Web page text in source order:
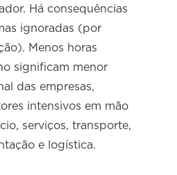
Há consequências
ignoradas (por
Menos horas
significam menor
das empresas,
intensivos em mão
serviços, transporte,
e logística.